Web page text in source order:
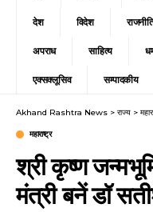
देश विदेश
अपराध साहित्य
एक्सक्लूसिव सम्पादकीय
Akhand Rashtra News > राज्य >
महाराष्ट्र
श्री कृष्ण
मंत्री बनें डॉ